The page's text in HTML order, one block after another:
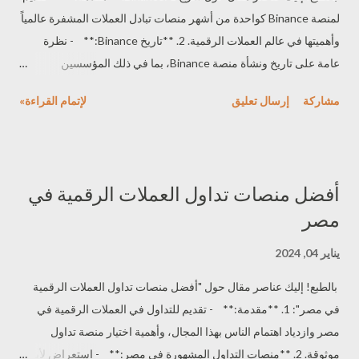
المستخدمين مراعاتها. 7. **تقييمات المستخدمين والسمعة:** -
استعراض لتقييمات وآراء المستخدمين حو...
لمنصة Binance كواحدة من أشهر منصات تبادل العملات المشفرة عالمياً
وأهميتها في عالم العملات الرقمية. 2. **تاريخ Binance:** - نظرة
عامة على تاريخ ونشأة منصة Binance، بما في ذلك المؤسسين
لمجموعة الخدمات التي تقدمها Binance مثل التداول، والسحب والإيداع،
والأمان:** - مناقشة أهمية التحقق من الحساب والأمان على منصة
**سمعة وموثوقية Binance:** - تحليل لتقييمات وآراء المستخدمين
حول منصة Binance ومراجعات مستقلة من مص...
مشاركة إرسال تعليق لإتمام القراءة»
أفضل منصات تداول العملات الرقمية في
مصر
يناير 04, 2024
بالطبع! إليك عناصر مقال حول "أفضل منصات تداول العملات الرقمية
في مصر": 1. **مقدمة:** - تقديم للتداول في العملات الرقمية في
مصر وازدياد اهتمام الناس بهذا المجال، وأهمية اختيار منصة تداول
موثوقة. 2. **منصات التداول المشهورة في مصر:** - استعراض لأبرز